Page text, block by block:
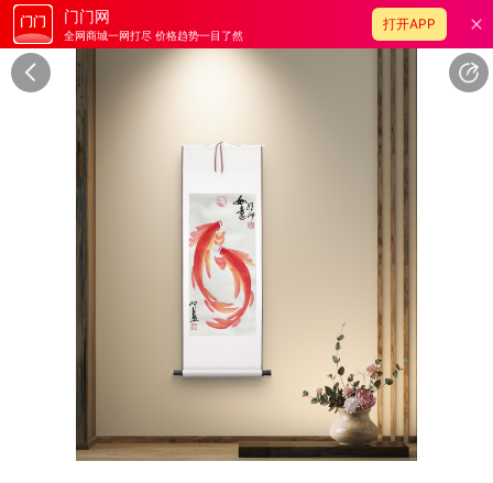
门门网
全网商城一网打尽 价格趋势一目了然
打开APP